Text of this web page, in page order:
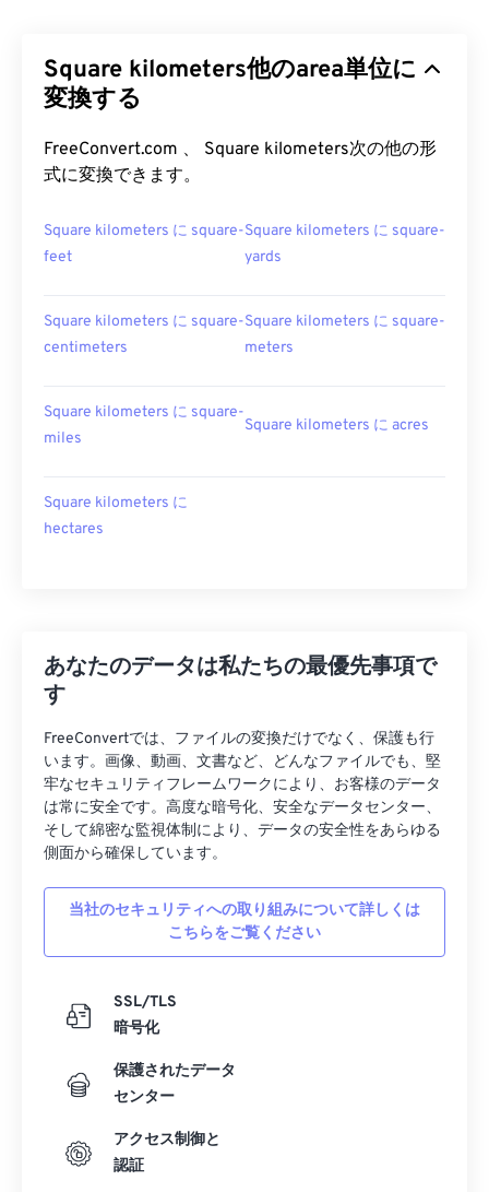
Square kilometers他のarea単位に
変換する
FreeConvert.com 、 Square kilometers次の他の形
式に変換できます。
Square kilometers に square-
feet
Square kilometers に square-
yards
Square kilometers に square-
centimeters
Square kilometers に square-
meters
Square kilometers に square-
miles
Square kilometers に acres
Square kilometers に
hectares
あなたのデータは私たちの最優先事項で
す
FreeConvertでは、ファイルの変換だけでなく、保護も行
います。画像、動画、文書など、どんなファイルでも、堅
牢なセキュリティフレームワークにより、お客様のデータ
は常に安全です。高度な暗号化、安全なデータセンター、
そして綿密な監視体制により、データの安全性をあらゆる
側面から確保しています。
当社のセキュリティへの取り組みについて詳しくは
こちらをご覧ください
SSL/TLS
暗号化
保護されたデータ
センター
アクセス制御と
認証